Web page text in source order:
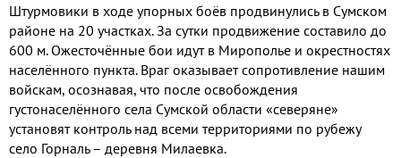
Штурмовики в ходе упорных боёв продвинулись в Сумском
районе на 20 участках. За сутки продвижение составило до
600 м. Ожесточённые бои идут в Мирополье и окрестностях
населённого пункта. Враг оказывает сопротивление нашим
войскам, осознавая, что после освобождения
густонаселённого села Сумской области «северяне»
установят контроль над всеми территориями по рубежу
село Горналь – деревня Милаевка.